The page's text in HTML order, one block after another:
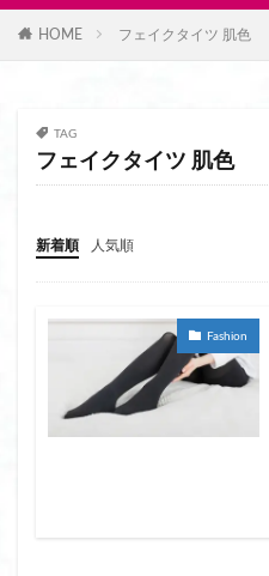
HOME フェイクタイツ 肌色
TAG
フェイクタイツ 肌色
新着順 人気順
Fashion